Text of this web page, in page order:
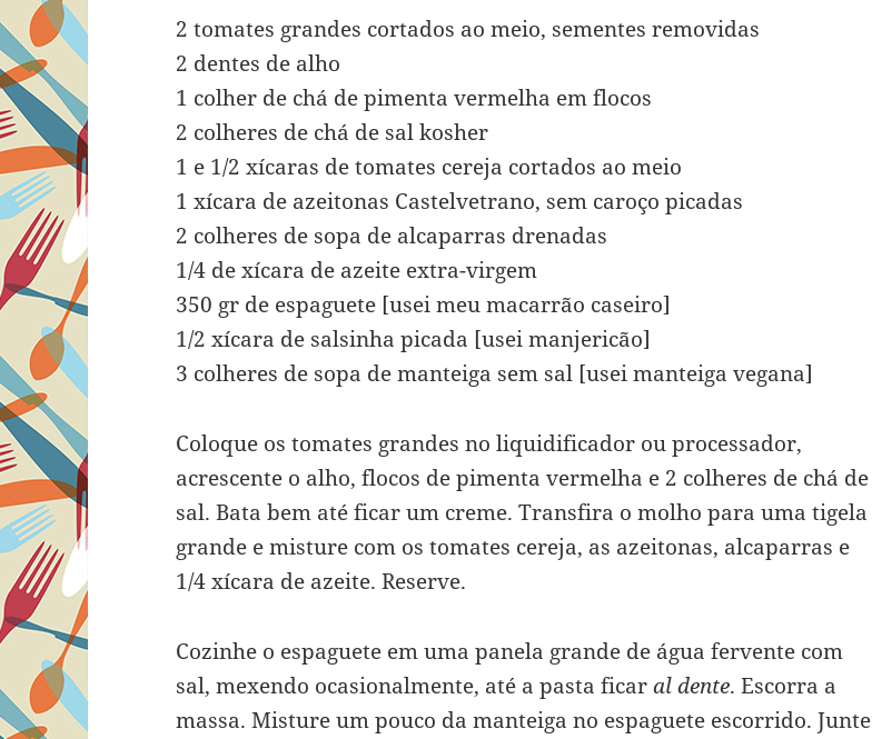
2 tomates grandes cortados ao meio, sementes removidas
2 dentes de alho
1 colher de chá de pimenta vermelha em flocos
2 colheres de chá de sal kosher
1 e 1/2 xícaras de tomates cereja cortados ao meio
1 xícara de azeitonas Castelvetrano, sem caroço picadas
2 colheres de sopa de alcaparras drenadas
1/4 de xícara de azeite extra-virgem
350 gr de espaguete [usei meu macarrão caseiro]
1/2 xícara de salsinha picada [usei manjericão]
3 colheres de sopa de manteiga sem sal [usei manteiga vegana]
Coloque os tomates grandes no liquidificador ou processador,
acrescente o alho, flocos de pimenta vermelha e 2 colheres de chá de
sal. Bata bem até ficar um creme. Transfira o molho para uma tigela
grande e misture com os tomates cereja, as azeitonas, alcaparras e
1/4 xícara de azeite. Reserve.
Cozinhe o espaguete em uma panela grande de água fervente com
sal, mexendo ocasionalmente, até a pasta ficaral dente. Escorra a
massa. Misture um pouco da manteiga no espaguete escorrido. Junte